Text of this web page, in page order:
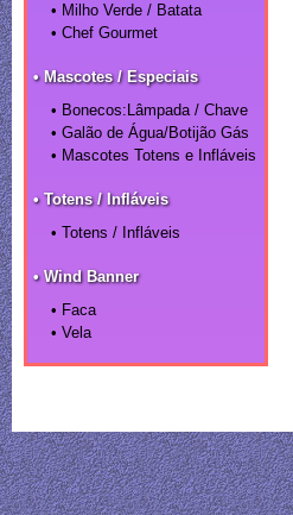
• Milho Verde / Batata
• Chef Gourmet
• Mascotes / Especiais
• Bonecos:Lâmpada / Chave
• Galão de Água/Botijão Gás
• Mascotes Totens e Infláveis
• Totens / Infláveis
• Totens / Infláveis
• Wind Banner
• Faca
• Vela